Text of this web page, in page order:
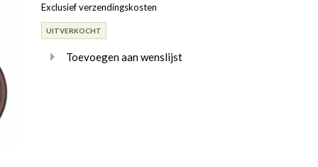
Exclusief verzendingskosten
UITVERKOCHT
Toevoegen aan wenslijst